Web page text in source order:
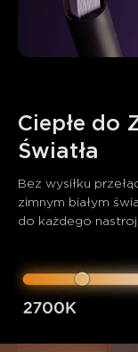
Ciepłe do
Światła
Bez wysiłku
zimnym białym
do każdego